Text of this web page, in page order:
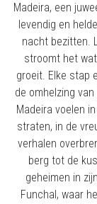
Madeira, een
levendig en
nacht bezitten.
stroomt het
groeit. Elke stap
de omhelzing
Madeira voelen
straten, in de
verhalen
berg tot de
geheimen in
Funchal, waar